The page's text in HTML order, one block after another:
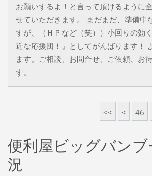
お願いするよ！と言って頂けるように
せていただきます。 まだまだ、準備中
すが、（ＨＰなど（笑））小回りの効
近な応援団！』としてがんばります！
ます。ご相談、お問合せ、ご依頼、お
す。
<< < 46
便利屋ビッグバンブ
況